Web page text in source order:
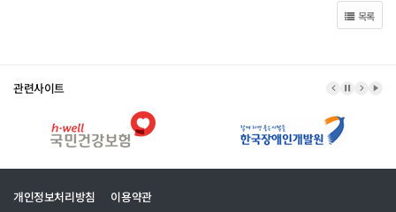
목록
관련사이트 이전 배너
배너 정지
다음배
개인정보처리방침 이용약관